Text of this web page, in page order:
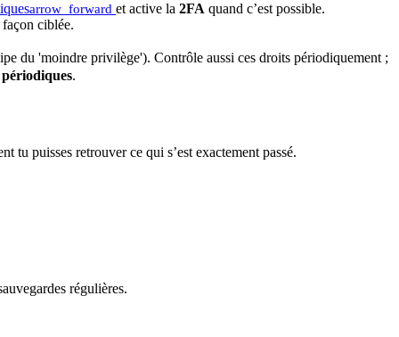
arrow_forward et active la 2FA quand c’est possible.
ciblée.
du 'moindre privilège'). Contrôle aussi ces droits périodiquement ;
.
tu puisses retrouver ce qui s’est exactement passé.
régulières.